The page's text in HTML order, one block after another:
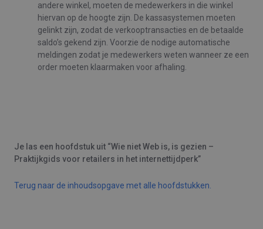
andere winkel, moeten de medewerkers in die winkel
hiervan op de hoogte zijn. De kassasystemen moeten
gelinkt zijn, zodat de verkooptransacties en de betaalde
saldo’s gekend zijn. Voorzie de nodige automatische
meldingen zodat je medewerkers weten wanneer ze een
order moeten klaarmaken voor afhaling.
Je las een hoofdstuk uit “Wie niet Web is, is gezien –
Praktijkgids voor retailers in het internettijdperk”
Terug naar de inhoudsopgave met alle hoofdstukken.